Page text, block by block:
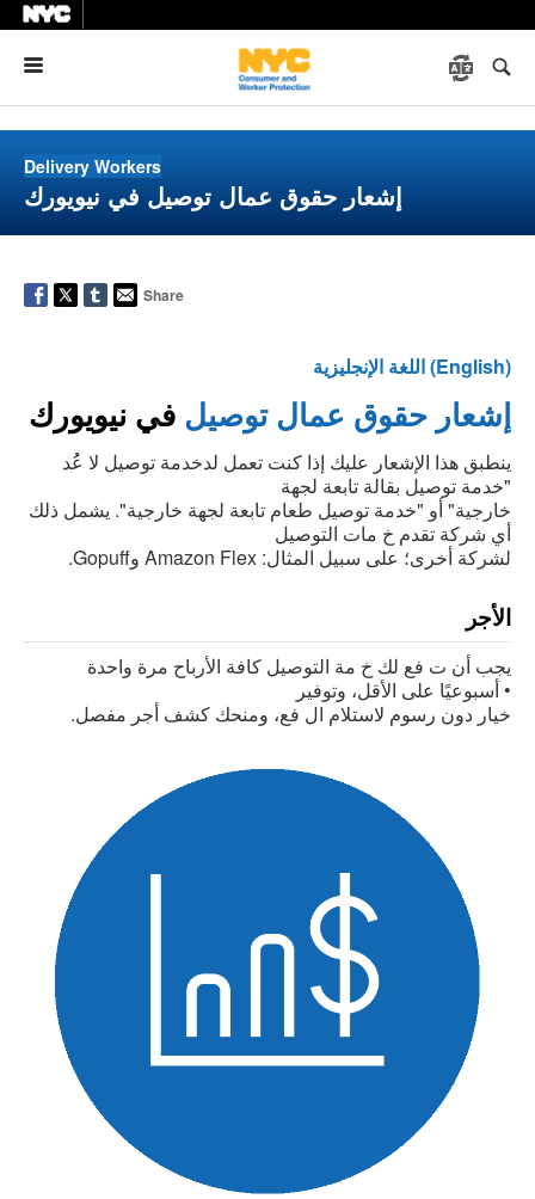
Delivery Workers
إشعار حقوق عمال توصيل في نيويورك
Share
اللغة الإنجليزية (English)
إشعار حقوق عمال توصيل في نيويورك
ينطبق هذا الإشعار عليك إذا كنت تعمل لدخدمة توصيل لا عُُد
"خدمة توصيل بقالة تابعة لجهة
خارجية" أو "خدمة توصيل طعام تابعة لجهة خارجية". يشمل ذلك
أي شركة تقدم خ مات التوصيل
.Gopuffو Amazon Flex :لشركة أخرى؛ على سبيل المثال
الأجر
يجب أن ت فع لك خ مة التوصيل كافة الأرباح مرة واحدة
أسبوعيًا على الأقل، وتوفير •
.خيار دون رسوم لاستلام ال فع، ومنحك كشف أجر مفصل